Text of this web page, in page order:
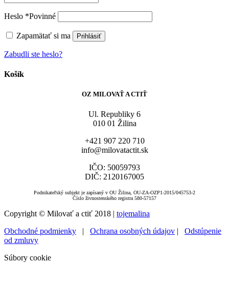
Heslo *Povinné
Zapamätať si ma Prihlásiť
Zabudli ste heslo?
Košík
OZ MILOVAŤ A CTIŤ
Ul. Republiky 6
010 01 Žilina
+421 907 220 710
info@milovatactit.sk
IČO: 50059793
DIČ: 2120167005
Podnikateľský subjekt je zapísaný v OU Žilina, OU-ZA-OZP1-2015/045753-2
Číslo živnostenského registra 580-57157
Copyright © Milovať a ctiť 2018 | tojemalina
Obchodné podmienky | Ochrana osobných údajov | Odstúpenie
od zmluvy
Súbory cookie